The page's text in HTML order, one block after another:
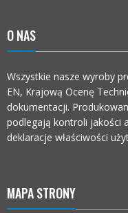
O NAS
Wszystkie nasze wyroby
EN, Krajową Ocenę
dokumentacji.
podlegają kontroli jakości
deklaracje właściwości
MAPA STRONY